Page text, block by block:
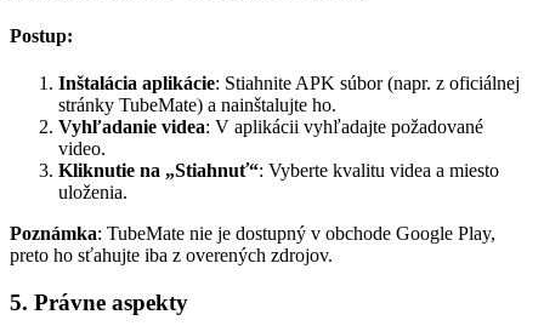
Postup:
Inštalácia aplikácie: Stiahnite APK súbor (napr. z oficiálnej
stránky TubeMate) a nainštalujte ho.
Vyhľadanie videa: V aplikácii vyhľadajte požadované
video.
Kliknutie na „Stiahnuť“: Vyberte kvalitu videa a miesto
uloženia.
Poznámka: TubeMate nie je dostupný v obchode Google Play,
preto ho sťahujte iba z overených zdrojov.
5. Právne aspekty